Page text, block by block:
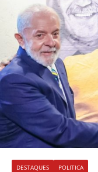
DESTAQUES POLITICA